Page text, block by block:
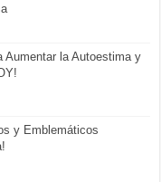
Aumentar la Autoestima y
y Emblemáticos